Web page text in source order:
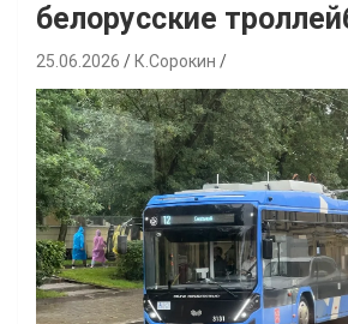
белорусские
25.06.2026 К.Сорокин